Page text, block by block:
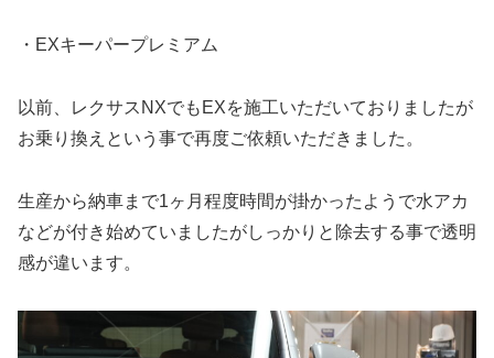
・EXキーパープレミアム
以前、レクサスNXでもEXを施工いただいておりましたが
お乗り換えという事で再度ご依頼いただきました。
生産から納車まで1ヶ月程度時間が掛かったようで水アカ
などが付き始めていましたがしっかりと除去する事で透明
感が違います。